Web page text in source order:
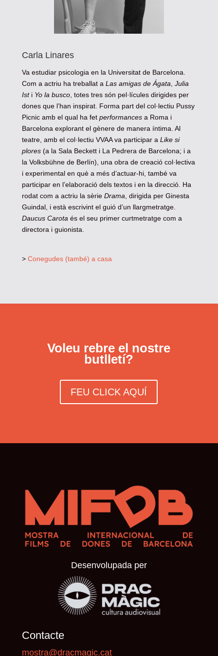
Carla Linares
Va estudiar psicologia en la Universitat de Barcelona.
Com a actriu ha treballat a Las amigas de Ágata Julia
Ist i Yo la busco, totes tres són pel·lícules dirigides per
dones que l’han inspirat. Forma part del col·lectiu Pussy
Picnic amb el qual ha fet performancesa Roma i
Barcelona explorant el gènere de manera íntima. Al
teatre, amb el col·lectiu VVAA va participar a Like si
plores (a la Sala Beckett i La Pedrera de Barcelona; i a
la Volksbühne de Berlín), una obra de creació col·lectiva
i experimental en què a més d’actuar-hi, també va
participar en l’elaboració dels textos i en la direcció. Ha
rodat com a actriu la sèrie Drama , dirigida per Ginesta
Guindal, i està escrivint el guió d’un llargmetratge.
Daucus Carota és el seu primer curtmetratge com a
directora i guionista.
> Conegudes (també) a casa
Voleu rebre el nostre
butlletí?
FEU CLICK AQUÍ
Desenvolupada per
Contacte
mostra@dracmagic.cat